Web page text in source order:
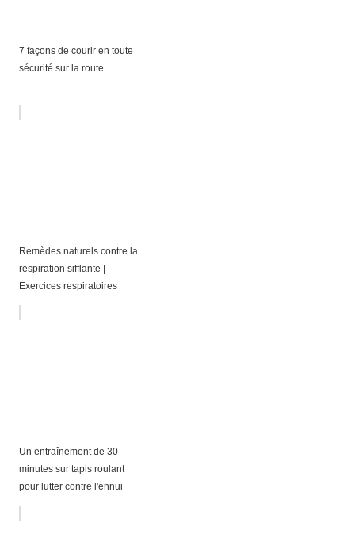
7 façons de courir en toute
sécurité sur la route
Remèdes naturels contre la
respiration sifflante |
Exercices respiratoires
Un entraînement de 30
minutes sur tapis roulant
pour lutter contre l'ennui